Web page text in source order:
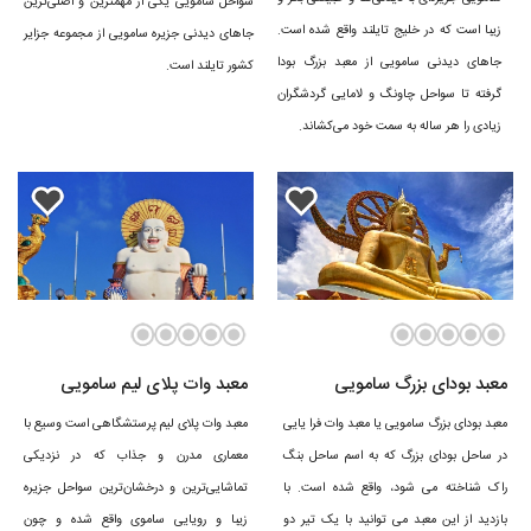
شده سامویی از کلمه ای در زبان سانسکریت به معنای آب و هوای دریایی گرفته
امن" گرفته شده است و چندین نظریه دیگر که ریشه های متفاوتی به آن نسبت
است و کو هم در زبان تایلندی به معنای جزیره است..
در این جزیره از سروصدا و هیاهوی ساحل چاونگ گرفته تا فضایی آرام و در
عین حال پر از شادی و نشاط ساحل لامایی تا تجربه احساس رهایی و بی زمانی
در دهکده ماهیگیری بوفوت و بهشت گرمسیری ساحل منام برای هر سلیقه ای
جذابیتی منحصر به فرد وجود دارد که شما را شگفت زده خواهد کرد.
برای سفر به سامویی می توانید بلیط مستقیم هواپیما تهیه کنید و یا به بانکوک
رفته و از آنجا با پروازهای داخلی به سامویی بروید.
تاریخچه سامویی
زیبا است که در خلیج تایلند واقع شده است.
جاهای دیدنی سامویی از معبد بزرگ بودا
گرفته تا سواحل چاونگ و لامایی گردشگران
زیادی را هر ساله به سمت خود می‌کشاند.
جاهای دیدنی جزیره سامویی از مجموعه جزایر
کشور تایلند است.
معبد بودای بزرگ سامویی
معبد بودای بزرگ سامویی یا معبد وات فرا یایی
در ساحل بودای بزرگ که به اسم ساحل بنگ
راک شناخته می شود، واقع شده است. با
بازدید از این معبد می توانید با یک تیر دو
معبد وات پلای لیم سامویی
معبد وات پلای لیم پرستشگاهی است وسیع با
معماری مدرن و جذاب که در نزدیکی
تماشایی‌ترین و درخشان‌ترین سواحل جزیره
زیبا و رویایی ساموی واقع شده و چون